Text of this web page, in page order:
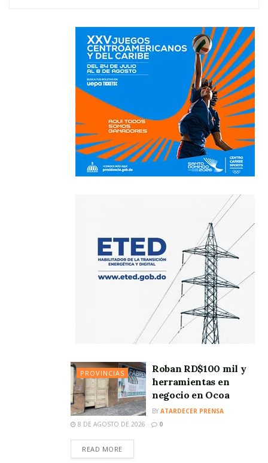
PROVINCIAS
Roban RD$100 mil y
herramientas en
negocio en Ocoa
BY ATARDECER PRENSA
8 DE AGOSTO DE 2026
0
READ MORE